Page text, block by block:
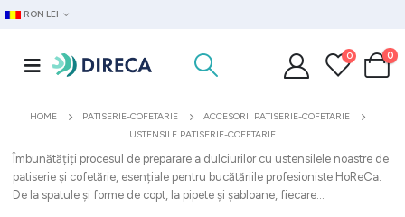
RON LEI
0 0
HOME PATISERIE-COFETARIE
ACCESORII PATISERIE-COFETARIE
USTENSILE PATISERIE-COFETARIE
Îmbunătățiți procesul de preparare a dulciurilor cu ustensilele noastre de
patiserie și cofetărie, esențiale pentru bucătăriile profesioniste HoReCa.
De la spatule și forme de copt, la pipete și șabloane, fiecare...